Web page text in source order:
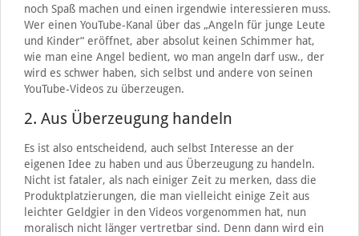
noch Spaß machen und einen irgendwie interessieren muss.
Wer einen YouTube-Kanal über das „Angeln für junge Leute
und Kinder“ eröffnet, aber absolut keinen Schimmer hat,
wie man eine Angel bedient, wo man angeln darf usw., der
wird es schwer haben, sich selbst und andere von seinen
YouTube-Videos zu überzeugen.
2. Aus Überzeugung handeln
Es ist also entscheidend, auch selbst Interesse an der
eigenen Idee zu haben und aus Überzeugung zu handeln.
Nicht ist fataler, als nach einiger Zeit zu merken, dass die
Produktplatzierungen, die man vielleicht einige Zeit aus
leichter Geldgier in den Videos vorgenommen hat, nun
moralisch nicht länger vertretbar sind. Denn dann wird ein